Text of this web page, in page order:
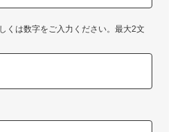
くは数字をご入力ください。最大2文